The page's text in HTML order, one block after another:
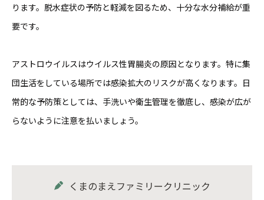
ります。脱水症状の予防と軽減を図るため、十分な水分補給が重
要です。
アストロウイルスはウイルス性胃腸炎の原因となります。特に集
団生活をしている場所では感染拡大のリスクが高くなります。日
常的な予防策としては、手洗いや衛生管理を徹底し、感染が広が
らないように注意を払いましょう。
くまのまえファミリークリニック